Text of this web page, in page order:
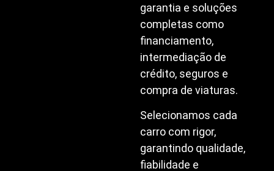
garantia e soluções
completas como
financiamento,
intermediação de
crédito, seguros e
compra de viaturas.
Selecionamos cada
carro com rigor,
garantindo qualidade,
fiabilidade e